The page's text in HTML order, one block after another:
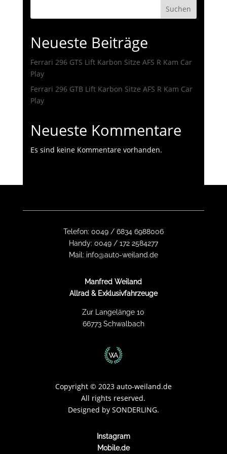
Suchen
Neueste Beiträge
Ferrari 296 GTS Lift Karbon Sitze AFS R Kam Car
Play
Ferrari 296 GTB Lift Karbon Sitze AFS R Kam Car
Play
Neueste Kommentare
Es sind keine Kommentare vorhanden.
Telefon: 0049 / 6834 6988006
Handy: 0049 / 172 2584277
Mail: info@auto-weiland.de
Manfred Weiland
Allrad & Exklusivfahrzeuge
Zur Langelänge 10
66773 Schwalbach
Copyright © 2023 auto-weiland.de
All rights reserved.
Designed by SONDERLING.
Instagram
Mobile.de